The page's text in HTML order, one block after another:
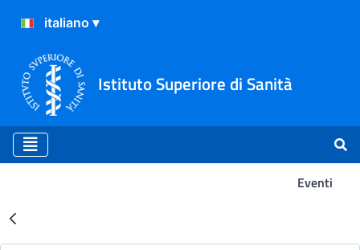
Istituto Superiore di Sanità
Eventi
Risultati della Ricerca -